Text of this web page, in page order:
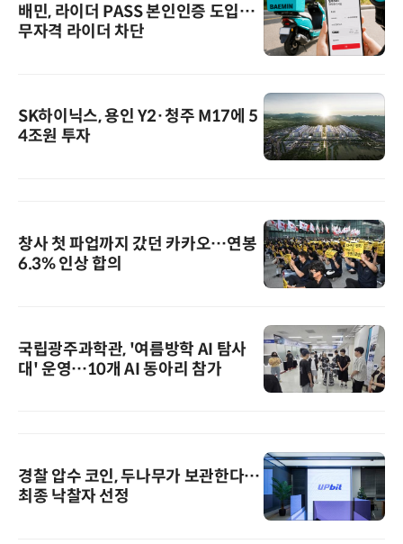
배민, 라이더 PASS 본인인증 도입…
무자격 라이더 차단
SK하이닉스, 용인 Y2·청주 M17에 5
4조원 투자
창사 첫 파업까지 갔던 카카오…연봉
6.3% 인상 합의
국립광주과학관, '여름방학 AI 탐사
대' 운영…10개 AI 동아리 참가
경찰 압수 코인, 두나무가 보관한다…
최종 낙찰자 선정